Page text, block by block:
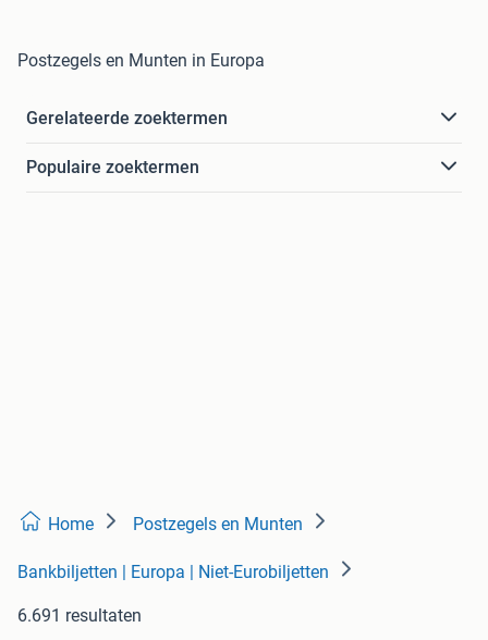
Postzegels en Munten in Europa
Gerelateerde zoektermen
Populaire zoektermen
Home Postzegels en Munten
Bankbiljetten | Europa | Niet-Eurobiljetten
6.691 resultaten